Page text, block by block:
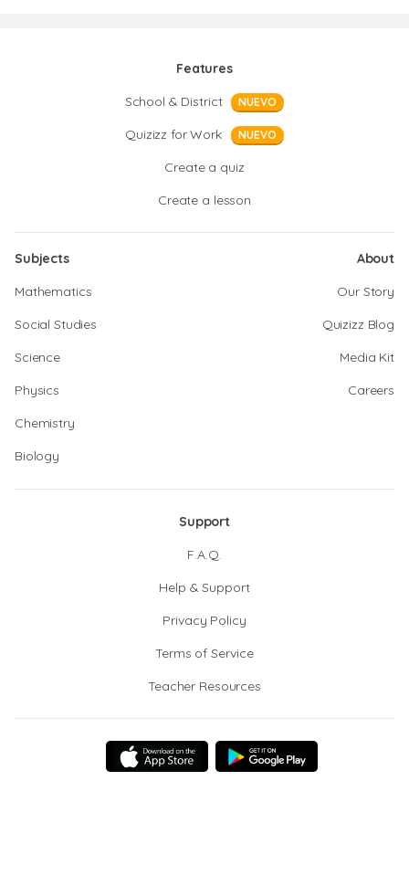
Features
School & District
NUEVO
Quizizz for Work NUEVO
Create a quiz
Create a lesson
Subjects
Mathematics
Social Studies
Science
Physics
Chemistry
Biology
About
Our Story
Quizizz Blog
Media Kit
Careers
Support
F.A.Q.
Help & Support
Privacy Policy
Terms of Service
Teacher Resources